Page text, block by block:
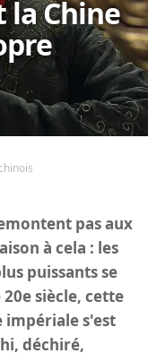
la Chine
pas aux
à cela : les
puissants se
siècle, cette
impériale s'est
déchiré,